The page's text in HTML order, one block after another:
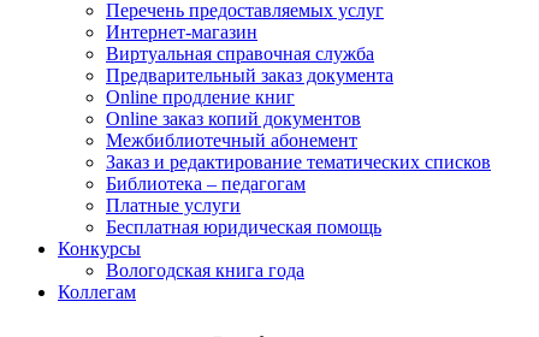
Перечень предоставляемых услуг
Интернет-магазин
Виртуальная справочная служба
Предварительный заказ документа
Online продление книг
Online заказ копий документов
Межбиблиотечный абонемент
Заказ и редактирование тематических списков
Библиотека – педагогам
Платные услуги
Бесплатная юридическая помощь
Конкурсы
Вологодская книга года
Коллегам